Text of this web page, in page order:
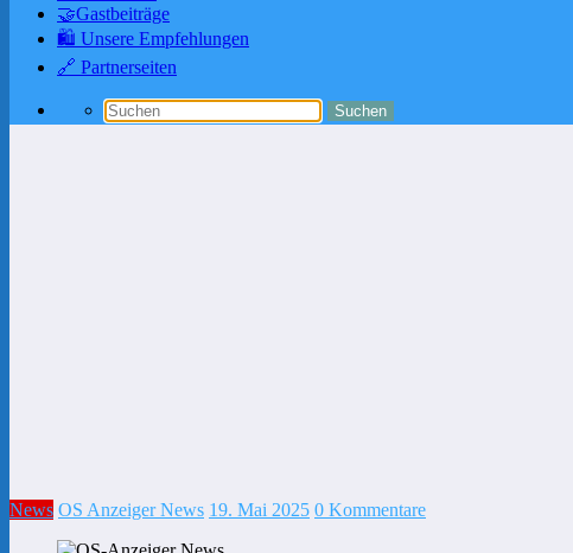
🤝Gastbeiträge
🛍️ Unsere Empfehlungen
🔗 Partnerseiten
News OS Anzeiger News 19. Mai 2025 0 Kommentare